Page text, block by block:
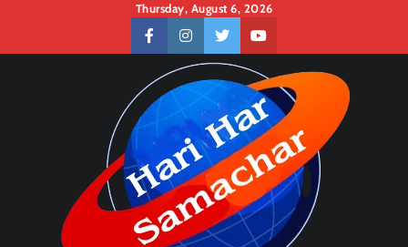
content
Thursday, August 6, 2026
facebookinstagramtwitteryoutube